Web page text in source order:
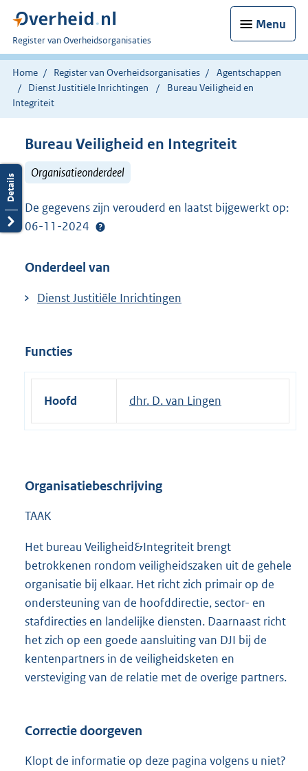
Menu
U
bent
nu
hier:
Register van Overheidsorganisaties
Home Register van Overheidsorganisaties
Agentschappen
Dienst Justitiële Inrichtingen
Bureau Veiligheid en
Integriteit
Bureau Veiligheid en Integriteit
Organisatieonderdeel
De gegevens zijn verouderd en laatst bijgewerkt op:
06-11-2024
Onderdeel van
Dienst Justitiële Inrichtingen
Functies
Hoofd dhr. D. van Lingen
Organisatiebeschrijving
TAAK
Het bureau Veiligheid&Integriteit brengt
betrokkenen rondom veiligheidszaken uit de gehele
organisatie bij elkaar. Het richt zich primair op de
ondersteuning van de hoofddirectie, sector- en
stafdirecties en landelijke diensten. Daarnaast richt
het zich op een goede aansluiting van DJI bij de
kentenpartners in de veiligheidsketen en
versteviging van de relatie met de overige partners.
Correctie doorgeven
Klopt de informatie op deze pagina volgens u niet?